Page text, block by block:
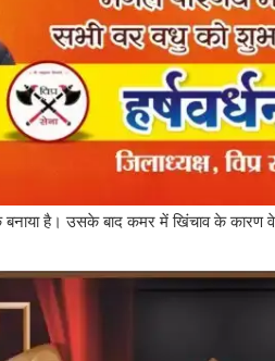
बनाया है। उसके बाद कमर में खिंचाव के